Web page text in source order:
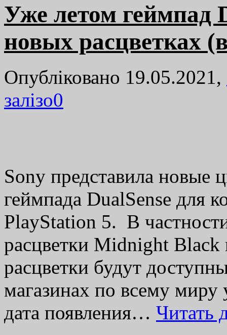
Уже летом геймпад
новых расцветках
Опубліковано 19.05.2021,
залізо0
Sony представила новые
геймпада DualSense для
PlayStation 5. В
расцветки Midnight
расцветки будут
магазинах по всему
дата появления… Читать